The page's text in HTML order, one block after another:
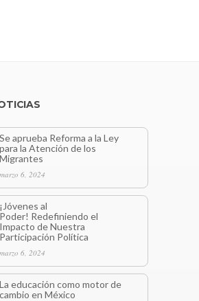
Se aprueba Reforma a la Ley
para la Atención de los
Migrantes
marzo 6, 2024
¡Jóvenes al
Poder! Redefiniendo el
Impacto de Nuestra
Participación Política
marzo 6, 2024
La educación como motor de
cambio en México